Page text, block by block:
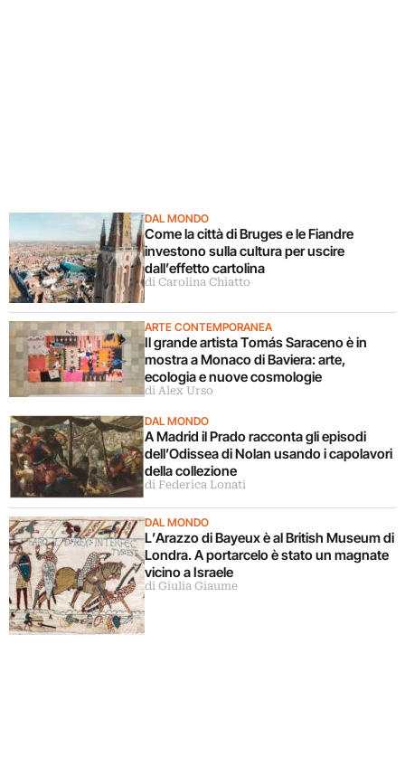
DAL MONDO
Come la città di Bruges e le Fiandre
investono sulla cultura per uscire
dall’effetto cartolina
di Carolina Chiatto
ARTE CONTEMPORANEA
Il grande artista Tomás Saraceno è in
mostra a Monaco di Baviera: arte,
ecologia e nuove cosmologie
di Alex Urso
DAL MONDO
A Madrid il Prado racconta gli episodi
dell’Odissea di Nolan usando i capolavori
della collezione
di Federica Lonati
DAL MONDO
L’Arazzo di Bayeux è al British Museum di
Londra. A portarcelo è stato un magnate
vicino a Israele
di Giulia Giaume